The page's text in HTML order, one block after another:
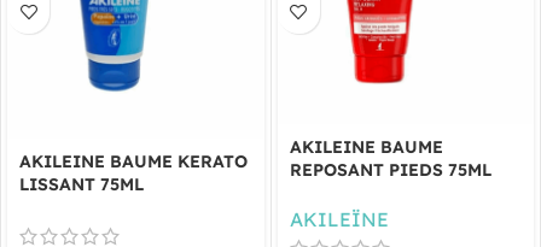
AKILEINE BAUME KERATO
LISSANT 75ML
AKILEINE BAUME
REPOSANT PIEDS 75ML
AKILEÏNE